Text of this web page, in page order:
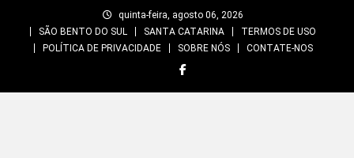
quinta-feira, agosto 06, 2026
SÃO BENTO DO SUL
SANTA CATARINA
TERMOS DE USO
POLÍTICA DE PRIVACIDADE
SOBRE NÓS CONTATE-NOS